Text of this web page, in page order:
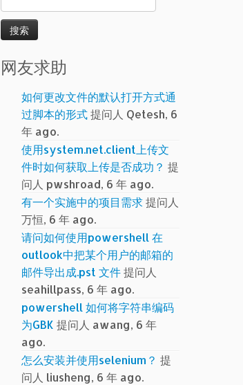
索：
网友求助
如何更改文件的默认打开方式通
过脚本的形式提问人 Qetesh, 6
年 ago.
使用system.net.client上传文
件时如何获取上传是否成功？ 提
问人 pwshroad, 6 年 ago.
有一个实施中的项目需求提问人
万恒, 6 年 ago.
请问如何使用powershell 在
outlook中把某个用户的邮箱的
邮件导出成.pst 文件提问人
seahillpass, 6 年 ago.
powershell 如何将字符串编码
为GBK 提问人 awang, 6 年
ago.
怎么安装并使用selenium？ 提
问人 liusheng, 6 年 ago.